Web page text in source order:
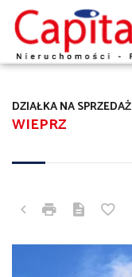
WIEPRZ
DZIAŁKA NA SPRZEDAŻ